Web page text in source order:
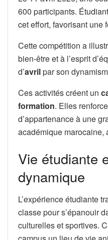
600 participants.
cet effort, favorisant une
Cette compétition a
bien-être et à l’esprit
d’avrilpar son
Ces activités créent un
formation. Elles
d’appartenance à une
académique marocaine,
Vie étudiante
dynamique
L’expérience étudiante
classe pour s’épanouir
culturelles et sportives.